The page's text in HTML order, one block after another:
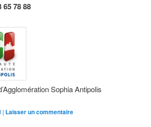
65 78 88
Sophia Antipolis
| Laisser un commentaire